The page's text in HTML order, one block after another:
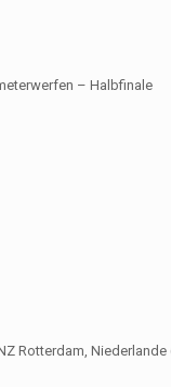
– Halbfinale
Rotterdam,